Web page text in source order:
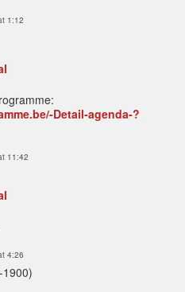
1:12
Detail-agenda-?
11:42
4:26